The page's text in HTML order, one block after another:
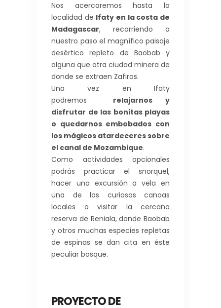
Nos acercaremos hasta la
localidad de Ifaty en la costa de
Madagascar, recorriendo a
nuestro paso el magnífico paisaje
desértico repleto de Baobab y
alguna que otra ciudad minera de
donde se extraen Zafiros.
Una vez en Ifaty
podremos relajarnos y
disfrutar de las bonitas playas
o quedarnos embobados con
los mágicos atardeceres sobre
el canal de Mozambique.
Como actividades opcionales
podrás practicar el snorquel,
hacer una excursión a vela en
una de las curiosas canoas
locales o visitar la cercana
reserva de Reniala, donde Baobab
y otros muchas especies repletas
de espinas se dan cita en éste
peculiar bosque.
PROYECTO DE